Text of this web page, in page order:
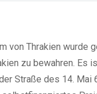
von Thrakien wurde
zu bewahren.
Straße des 14.